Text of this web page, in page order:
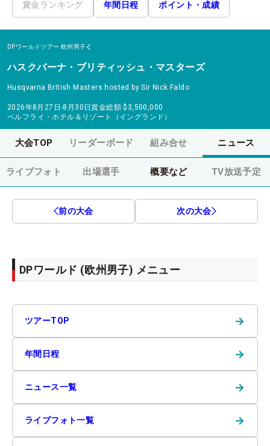
賞金ランキング 年間日程 ポイント・成績
DPワールドツアー 欧州男子
ハスクバーナ・ブリティッシュ・マスターズ
Husqvarna British Masters hosted by Sir Nick Faldo
2026年8月27日-8月30日賞金総額 $3,500,000
ベルフライ・ホテル＆リゾート（イングランド）
大会TOP リーダーボード 組み合せ ニュース
ライブフォト 出場選手 概要など TV放送予定
前の大会 次の大会
DPワールド (欧州男子) メニュー
ツアーTOP →
年間日程 →
ニュース一覧 →
ライブフォト一覧 →